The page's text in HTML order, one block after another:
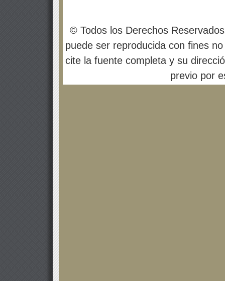
© Todos los Derechos
puede ser reproducida con fines
cite la fuente completa y su
previo por